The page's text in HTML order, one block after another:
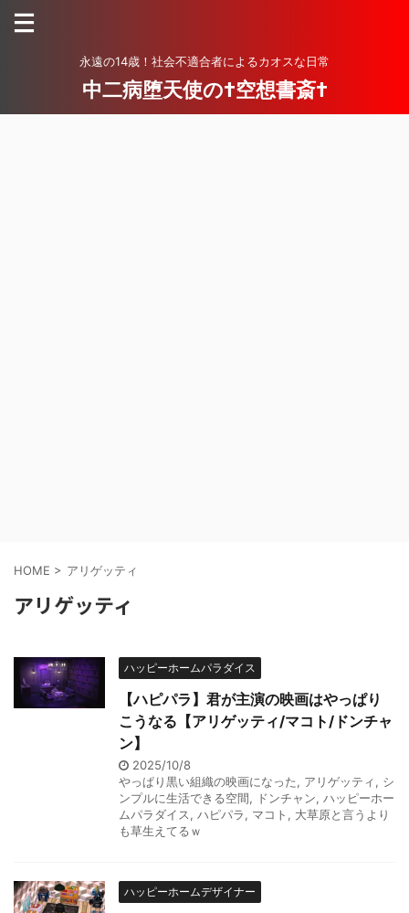
永遠の14歳！社会不適合者によるカオスな日常
中二病堕天使の†空想書斎†
HOME > アリゲッティ
アリゲッティ
ハッピーホームパラダイス
【ハピパラ】君が主演の映画はやっぱり
こうなる【アリゲッティ/マコト/ドンチャ
ン】
2025/10/8
やっぱり黒い組織の映画になった, アリゲッティ, シ
ンプルに生活できる空間, ドンチャン, ハッピーホー
ムパラダイス, ハピパラ, マコト , 大草原と言うより
も草生えてるｗ
ハッピーホームデザイナー